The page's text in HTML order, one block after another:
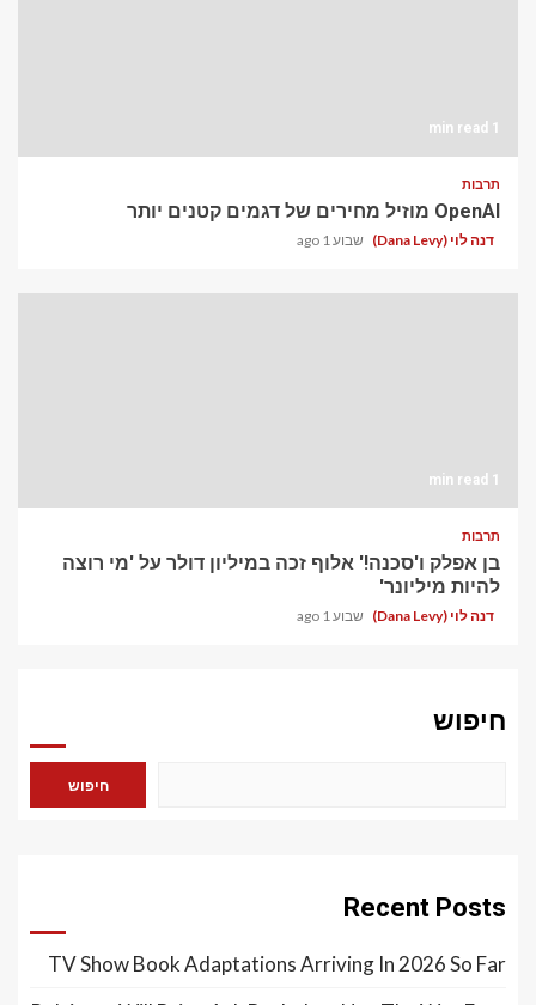
1 min read
תרבות
OpenAI מוזיל מחירים של דגמים קטנים יותר
דנה לוי (Dana Levy) שבוע 1 ago
1 min read
תרבות
בן אפלק ו'סכנה!' אלוף זכה במיליון דולר על 'מי רוצה
להיות מיליונר'
דנה לוי (Dana Levy) שבוע 1 ago
חיפוש
חיפוש
Recent Posts
TV Show Book Adaptations Arriving In 2026 So Far